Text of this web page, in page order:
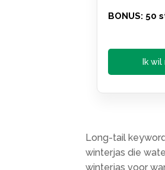
BONUS: 50
Ik
Long-tail
winterjas die
winterjas voor